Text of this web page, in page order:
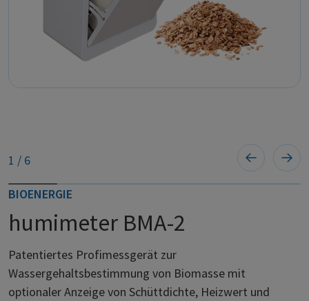
1 / 6
BIOENERGIE
humimeter BMA-2
Patentiertes Profimessgerät zur
Wassergehaltsbestimmung von Biomasse mit
optionaler Anzeige von Schüttdichte, Heizwert und